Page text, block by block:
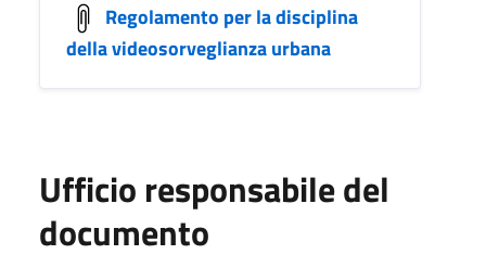
Regolamento per la disciplina
della videosorveglianza urbana
Ufficio responsabile del
documento